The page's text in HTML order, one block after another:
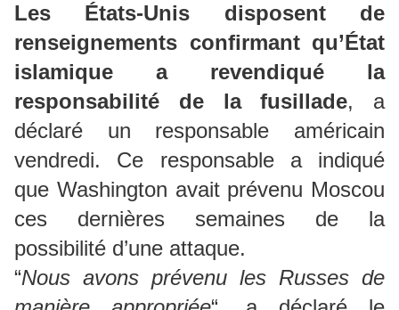
Les États-Unis disposent de
renseignements confirmant qu’État
islamique a revendiqué la
responsabilité de la fusillade, a
déclaré un responsable américain
vendredi. Ce responsable a indiqué
que Washington avait prévenu Moscou
ces dernières semaines de la
possibilité d’une attaque.
“Nous avons prévenu les Russes de